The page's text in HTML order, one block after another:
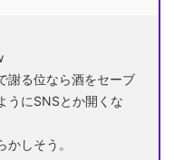
謝る位なら酒をセーブ
うにSNSとか開くな
しそう。